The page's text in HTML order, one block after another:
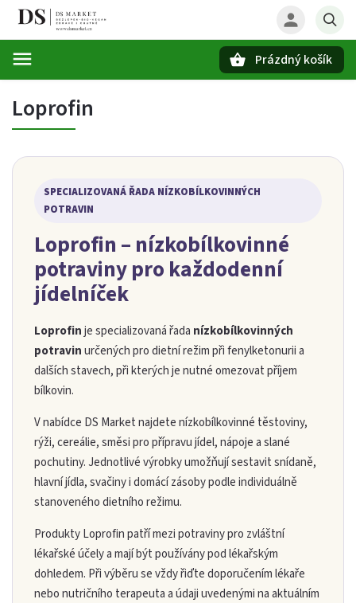
Prázdný košík
Loprofin
SPECIALIZOVANÁ ŘADA NÍZKOBÍLKOVINNÝCH
POTRAVIN
Loprofin – nízkobílkovinné
potraviny pro každodenní
jídelníček
Loprofinje specializovaná řada nízkobílkovinných
potravinurčených pro dietní režim při fenylketonurii a
dalších stavech, při kterých je nutné omezovat příjem
bílkovin.
V nabídce DS Market najdete nízkobílkovinné těstoviny,
rýži, cereálie, směsi pro přípravu jídel, nápoje a slané
pochutiny. Jednotlivé výrobky umožňují sestavit snídaně,
hlavní jídla, svačiny i domácí zásoby podle individuálně
stanoveného dietního režimu.
Produkty Loprofin patří mezi potraviny pro zvláštní
lékařské účely a mají být používány pod lékařským
dohledem. Při výběru se vždy řiďte doporučením lékaře
nebo nutričního terapeuta a údaji uvedenými na aktuálním